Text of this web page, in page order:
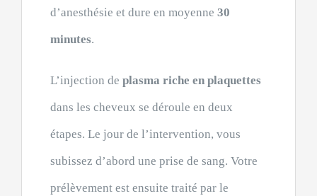
d’anesthésie et dure en moyenne 30
minutes.
L’injection de plasma riche en plaquettes
dans les cheveux se déroule en deux
étapes. Le jour de l’intervention, vous
subissez d’abord une prise de sang. Votre
prélèvement est ensuite traité par le